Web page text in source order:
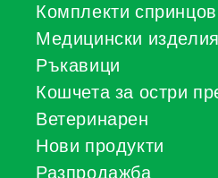
Комплекти
Медицински изделия
Ръкавици
Кошчета за остри
Ветеринарен
Нови продукти
Разпродажба